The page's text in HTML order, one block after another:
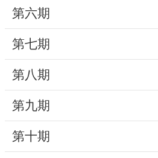
動
線
上
源
新
聞
第六期
第七期
第八期
第九期
第十期